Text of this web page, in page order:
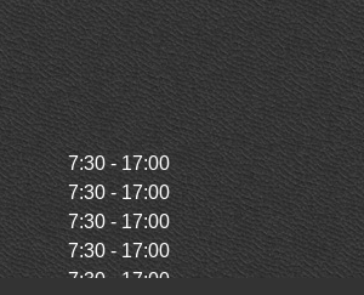
7:30 - 17:00
7:30 - 17:00
7:30 - 17:00
7:30 - 17:00
7:30 - 17:00